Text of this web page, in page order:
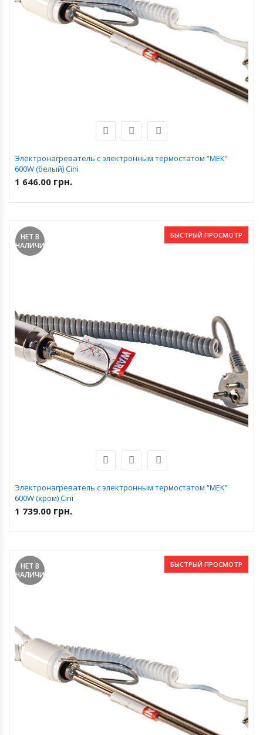
Электронагреватель с электронным термостатом “МЕК”
600W (белый) Cini
1 646.00 грн.
НЕТ В
НАЛИЧИИ
БЫСТРЫЙ ПРОСМОТР
Электронагреватель с электронным термостатом “МЕК”
600W (хром) Cini
1 739.00 грн.
НЕТ В
НАЛИЧИИ
БЫСТРЫЙ ПРОСМОТР